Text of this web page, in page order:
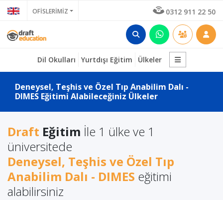
OFİSLERİMİZ 0312 911 22 50
Dil Okulları Yurtdışı Eğitim Ülkeler
Deneysel, Teşhis ve Özel Tıp Anabilim Dalı -
DIMES Eğitimi Alabileceğiniz Ülkeler
Draft Eğitim İle 1 ülke ve 1
üniversitede
Deneysel, Teşhis ve Özel Tıp
Anabilim Dalı - DIMES eğitimi
alabilirsiniz